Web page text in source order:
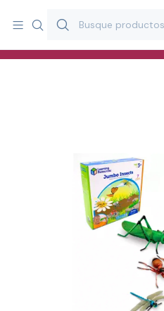
y estimulación infantil en Chile.
Especialistas en recursos